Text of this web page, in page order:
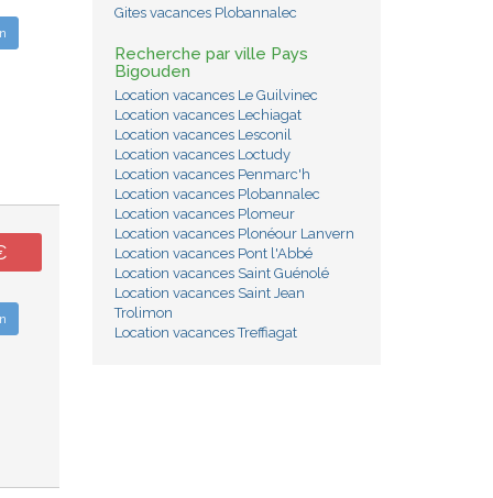
Gites vacances Plobannalec
Recherche par ville Pays
Bigouden
Location vacances Le Guilvinec
Location vacances Lechiagat
Location vacances Lesconil
Location vacances Loctudy
Location vacances Penmarc'h
Location vacances Plobannalec
Location vacances Plomeur
Location vacances Plonéour Lanvern
Location vacances Pont l'Abbé
Location vacances Saint Guénolé
Location vacances Saint Jean
Trolimon
Location vacances Treffiagat